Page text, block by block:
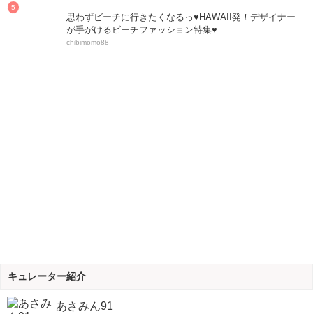
思わずビーチに行きたくなるっ♥HAWAII発！デザイナー
が手がけるビーチファッション特集♥
chibimomo88
キュレーター紹介
あさみん91